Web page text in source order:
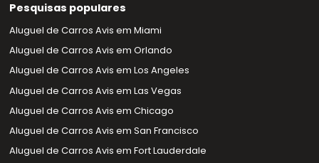
Pesquisas populares
Aluguel de Carros Avis em Miami
Aluguel de Carros Avis em Orlando
Aluguel de Carros Avis em Los Angeles
Aluguel de Carros Avis em Las Vegas
Aluguel de Carros Avis em Chicago
Aluguel de Carros Avis em San Francisco
Aluguel de Carros Avis em Fort Lauderdale